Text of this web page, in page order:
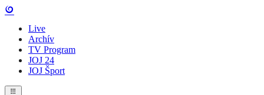
Live
Archív
TV Program
JOJ 24
JOJ Šport